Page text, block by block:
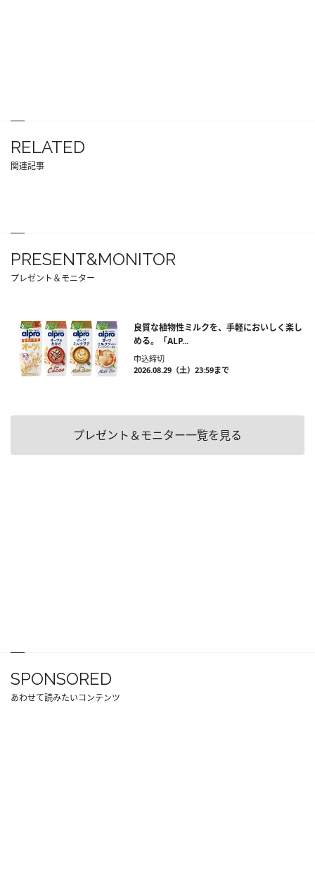
RELATED
関連記事
PRESENT&MONITOR
プレゼント＆モニター
良質な植物性ミルクを、手軽においしく楽し
める。「ALP...
申込締切
2026.08.29（土）23:59まで
プレゼント＆モニター一覧を見る
SPONSORED
あわせて読みたいコンテンツ